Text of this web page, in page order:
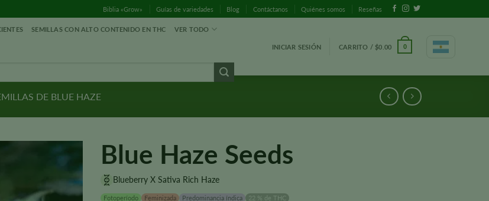
Biblia «Grow» Guías de variedades Blog Contáctanos Quiénes somos Reseñas
SEMILLAS CON ALTO CONTENIDO EN THC VER TODO
INICIAR SESIÓN CARRITO / $0.00 0
DE BLUE HAZE
Blue Haze Seeds
Blueberry X Sativa Rich Haze
Fotoperíodo Feminizada Predominancia índica 22 % de THC